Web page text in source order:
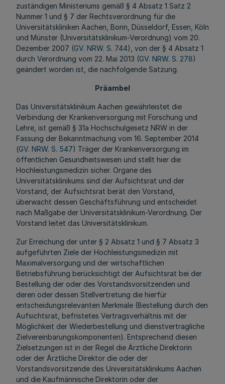
zuständigen Ministeriums gemäß § 4 Absatz 1 Satz 2
Nummer 1 und § 7 der Rechtsverordnung für die
Universitätskliniken Aachen, Bonn, Düsseldorf, Essen, Köln
und Münster (Universitätsklinikum-Verordnung) vom 20.
Dezember 2007 (GV. NRW. S. 744), von der § 4 Absatz 1
durch Verordnung vom 22. Mai 2013 (GV. NRW. S. 278)
geändert worden ist, die nachfolgende Satzung.
Präambel
Das Universitätsklinikum Aachen gewährleistet die
Verbindung der Krankenversorgung mit Forschung und
Lehre, ist gemäß § 31a Hochschulgesetz NRW in der
Fassung der Bekanntmachung vom 16. September 2014
(GV. NRW. S. 547) Träger der Krankenversorgung im
öffentlichen Gesundheitswesen und stellt hier die
Hochleistungsmedizin sicher. Organe des
Universitätsklinikums sind der Aufsichtsrat und der
Vorstand, der Aufsichtsrat berät den Vorstand,
überwacht dessen Geschäftsführung und entscheidet
nach Maßgabe der Universitätsklinikum-Verordnung. Der
Vorstand leitet das Universitätsklinikum.
Zur Erreichung der unter § 2 Absatz 1 und § 7 Absatz 3
aufgeführten Ziele der Hochleistungsmedizin mit
Maximalversorgung und der wirtschaftlichen
Betriebsführung berücksichtigt der Aufsichtsrat bei der
Bestellung der oder des Vorstandsvorsitzenden und
deren oder dessen Stellvertretung die hierfür
entscheidungsrelevanten Merkmale (Bestellung durch den
Aufsichtsrat, befristetes Vertragsverhältnis mit der
Möglichkeit der Wiederbestellung und dienstvertragliche
Zielvereinbarungskomponenten). Entsprechend diesen
Zielsetzungen ist in der Regel die Ärztliche Direktorin
oder der Ärztliche Direktor die oder der
Vorstandsvorsitzende des Universitätsklinikums Aachen
und die Kaufmännische Direktorin oder der